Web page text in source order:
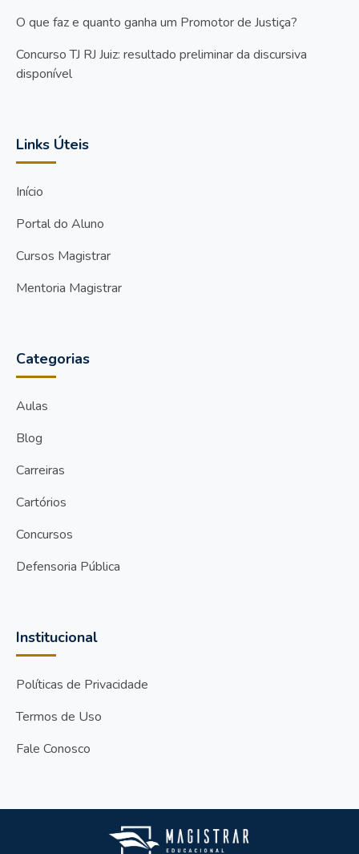
O que faz e quanto ganha um Promotor de Justiça?
Concurso TJ RJ Juiz: resultado preliminar da discursiva
disponível
Links Úteis
Início
Portal do Aluno
Cursos Magistrar
Mentoria Magistrar
Categorias
Aulas
Blog
Carreiras
Cartórios
Concursos
Defensoria Pública
Institucional
Políticas de Privacidade
Termos de Uso
Fale Conosco